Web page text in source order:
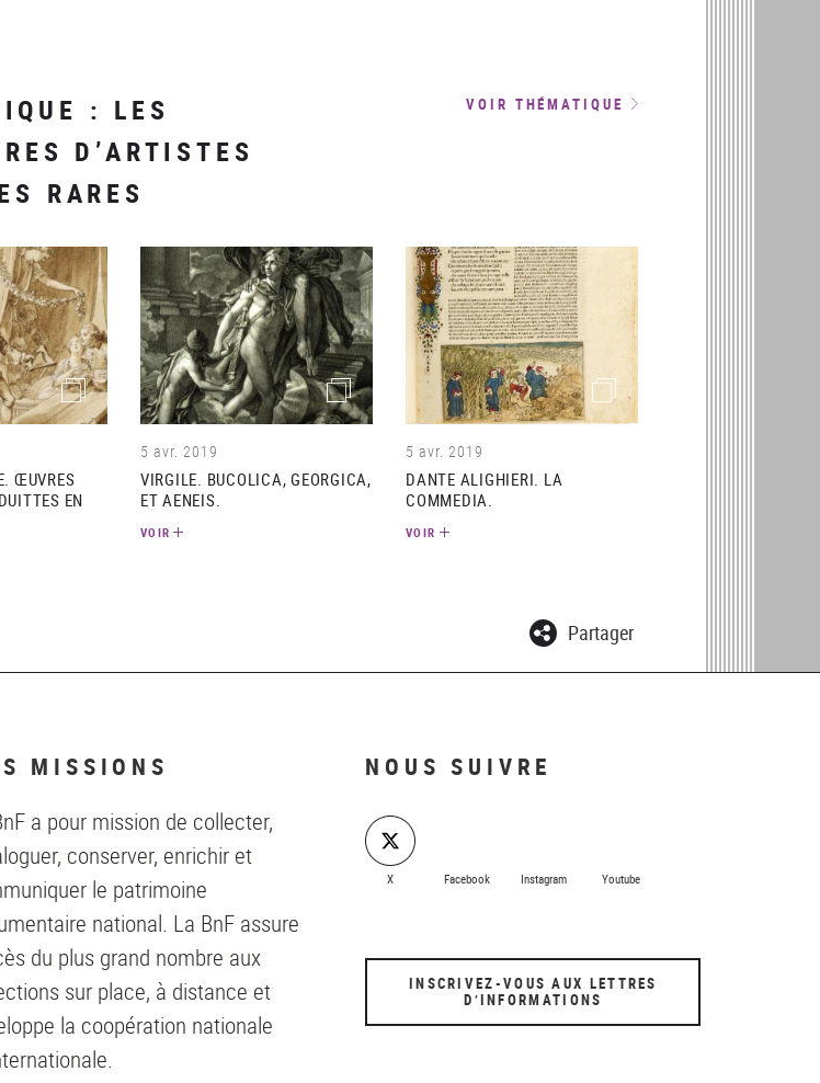
: LES
D’ARTISTES
RARES
VOIR THÉMATIQUE
(image)
ŒUVRES
EN
(image)
5 avr. 2019
VIRGILE. BUCOLICA, GEORGICA,
ET AENEIS.
VOIR
(image)
5 avr. 2019
DANTE ALIGHIERI. LA
COMMEDIA.
VOIR
Partager
MISSIONS
a pour mission de collecter,
conserver, enrichir et
le patrimoine
national. La BnF assure
du plus grand nombre aux
sur place, à distance et
la coopération nationale
NOUS SUIVRE
X Facebook Instagram Youtube
INSCRIVEZ-VOUS AUX LETTRES
D’INFORMATIONS